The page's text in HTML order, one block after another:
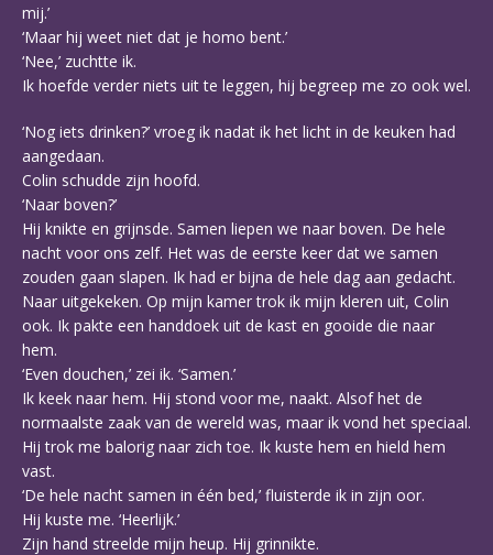
mij.’
‘Maar hij weet niet dat je homo bent.’
‘Nee,’ zuchtte ik.
Ik hoefde verder niets uit te leggen, hij begreep me zo ook wel.
‘Nog iets drinken?’ vroeg ik nadat ik het licht in de keuken had
aangedaan.
Colin schudde zijn hoofd.
‘Naar boven?’
Hij knikte en grijnsde. Samen liepen we naar boven. De hele
nacht voor ons zelf. Het was de eerste keer dat we samen
zouden gaan slapen. Ik had er bijna de hele dag aan gedacht.
Naar uitgekeken. Op mijn kamer trok ik mijn kleren uit, Colin
ook. Ik pakte een handdoek uit de kast en gooide die naar
hem.
‘Even douchen,’ zei ik. ‘Samen.’
Ik keek naar hem. Hij stond voor me, naakt. Alsof het de
normaalste zaak van de wereld was, maar ik vond het speciaal.
Hij trok me balorig naar zich toe. Ik kuste hem en hield hem
vast.
‘De hele nacht samen in één bed,’ fluisterde ik in zijn oor.
Hij kuste me. ‘Heerlijk.’
Zijn hand streelde mijn heup. Hij grinnikte.